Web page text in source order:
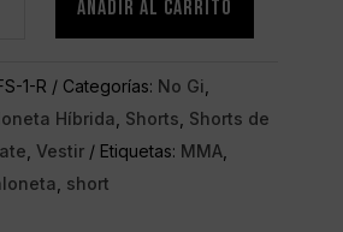
AÑADIR AL CARRITO
1-R Categorías: No Gi
Híbrida Shorts Shorts de
Vestir Etiquetas: MMA,
short